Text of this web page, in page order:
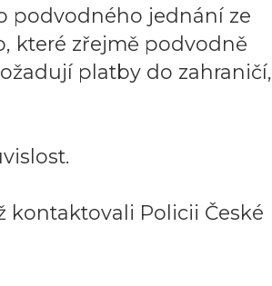
podvodného jednání ze
které zřejmě podvodně
platby do zahraničí,
kontaktovali Policii České